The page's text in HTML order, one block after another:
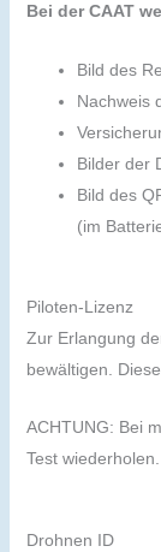
Bei der CAAT
Bild des
Nachweis
Bilder der
Bild des
(im
Piloten-Lizenz
Zur Erlangung
bewältigen.
ACHTUNG: Bei
Test
Drohnen ID